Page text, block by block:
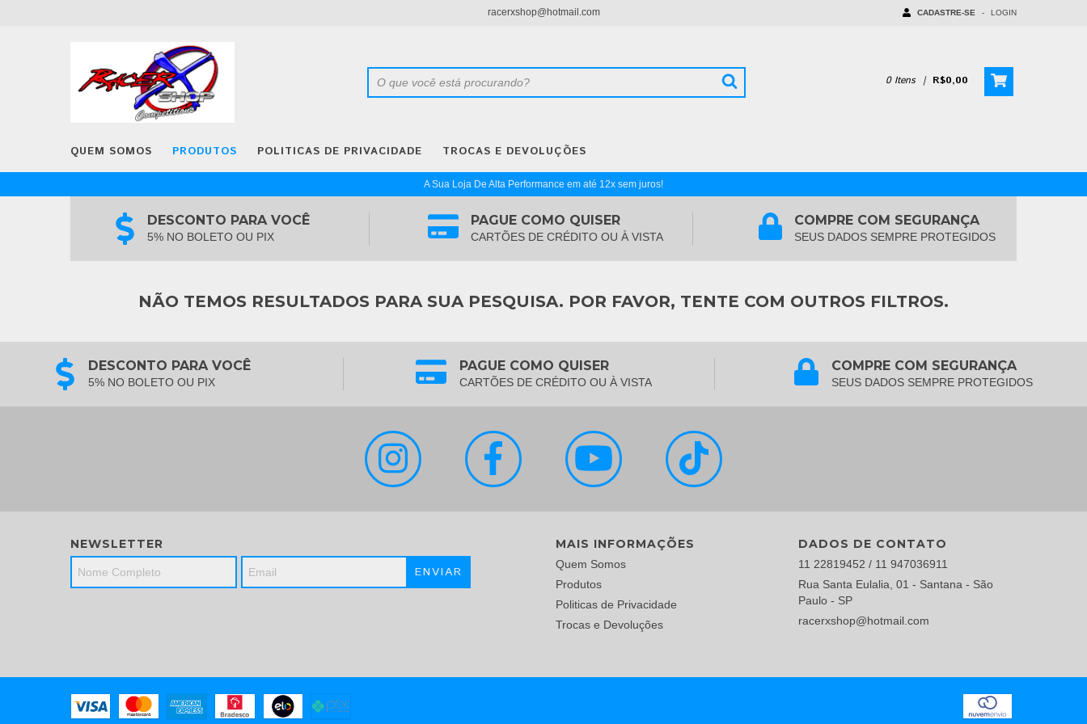
racerxshop@hotmail.com CADASTRE-SE - LOGIN
0 Itens | R$0,00
QUEM SOMOS PRODUTOS POLITICAS DE PRIVACIDADE TROCAS E DEVOLUÇÕES
A Sua Loja De Alta Performance em até 12x sem juros!
DESCONTO PARA VOCÊ
5% NO BOLETO OU PIX
PAGUE COMO QUISER
CARTÕES DE CRÉDITO OU À VISTA
COMPRE COM SEGURANÇA
SEUS DADOS SEMPRE PROTEGIDOS
NÃO TEMOS RESULTADOS PARA SUA PESQUISA. POR FAVOR, TENTE COM OUTROS FILTROS.
DESCONTO PARA VOCÊ
5% NO BOLETO OU PIX
PAGUE COMO QUISER
CARTÕES DE CRÉDITO OU À VISTA
COMPRE COM SEGURANÇA
SEUS DADOS SEMPRE PROTEGIDOS
NEWSLETTER MAIS INFORMAÇÕES
Quem Somos
Produtos
Politicas de Privacidade
Trocas e Devoluções
DADOS DE CONTATO
11 22819452 / 11 947036911
Rua Santa Eulalia, 01 - Santana - São
Paulo - SP
racerxshop@hotmail.com